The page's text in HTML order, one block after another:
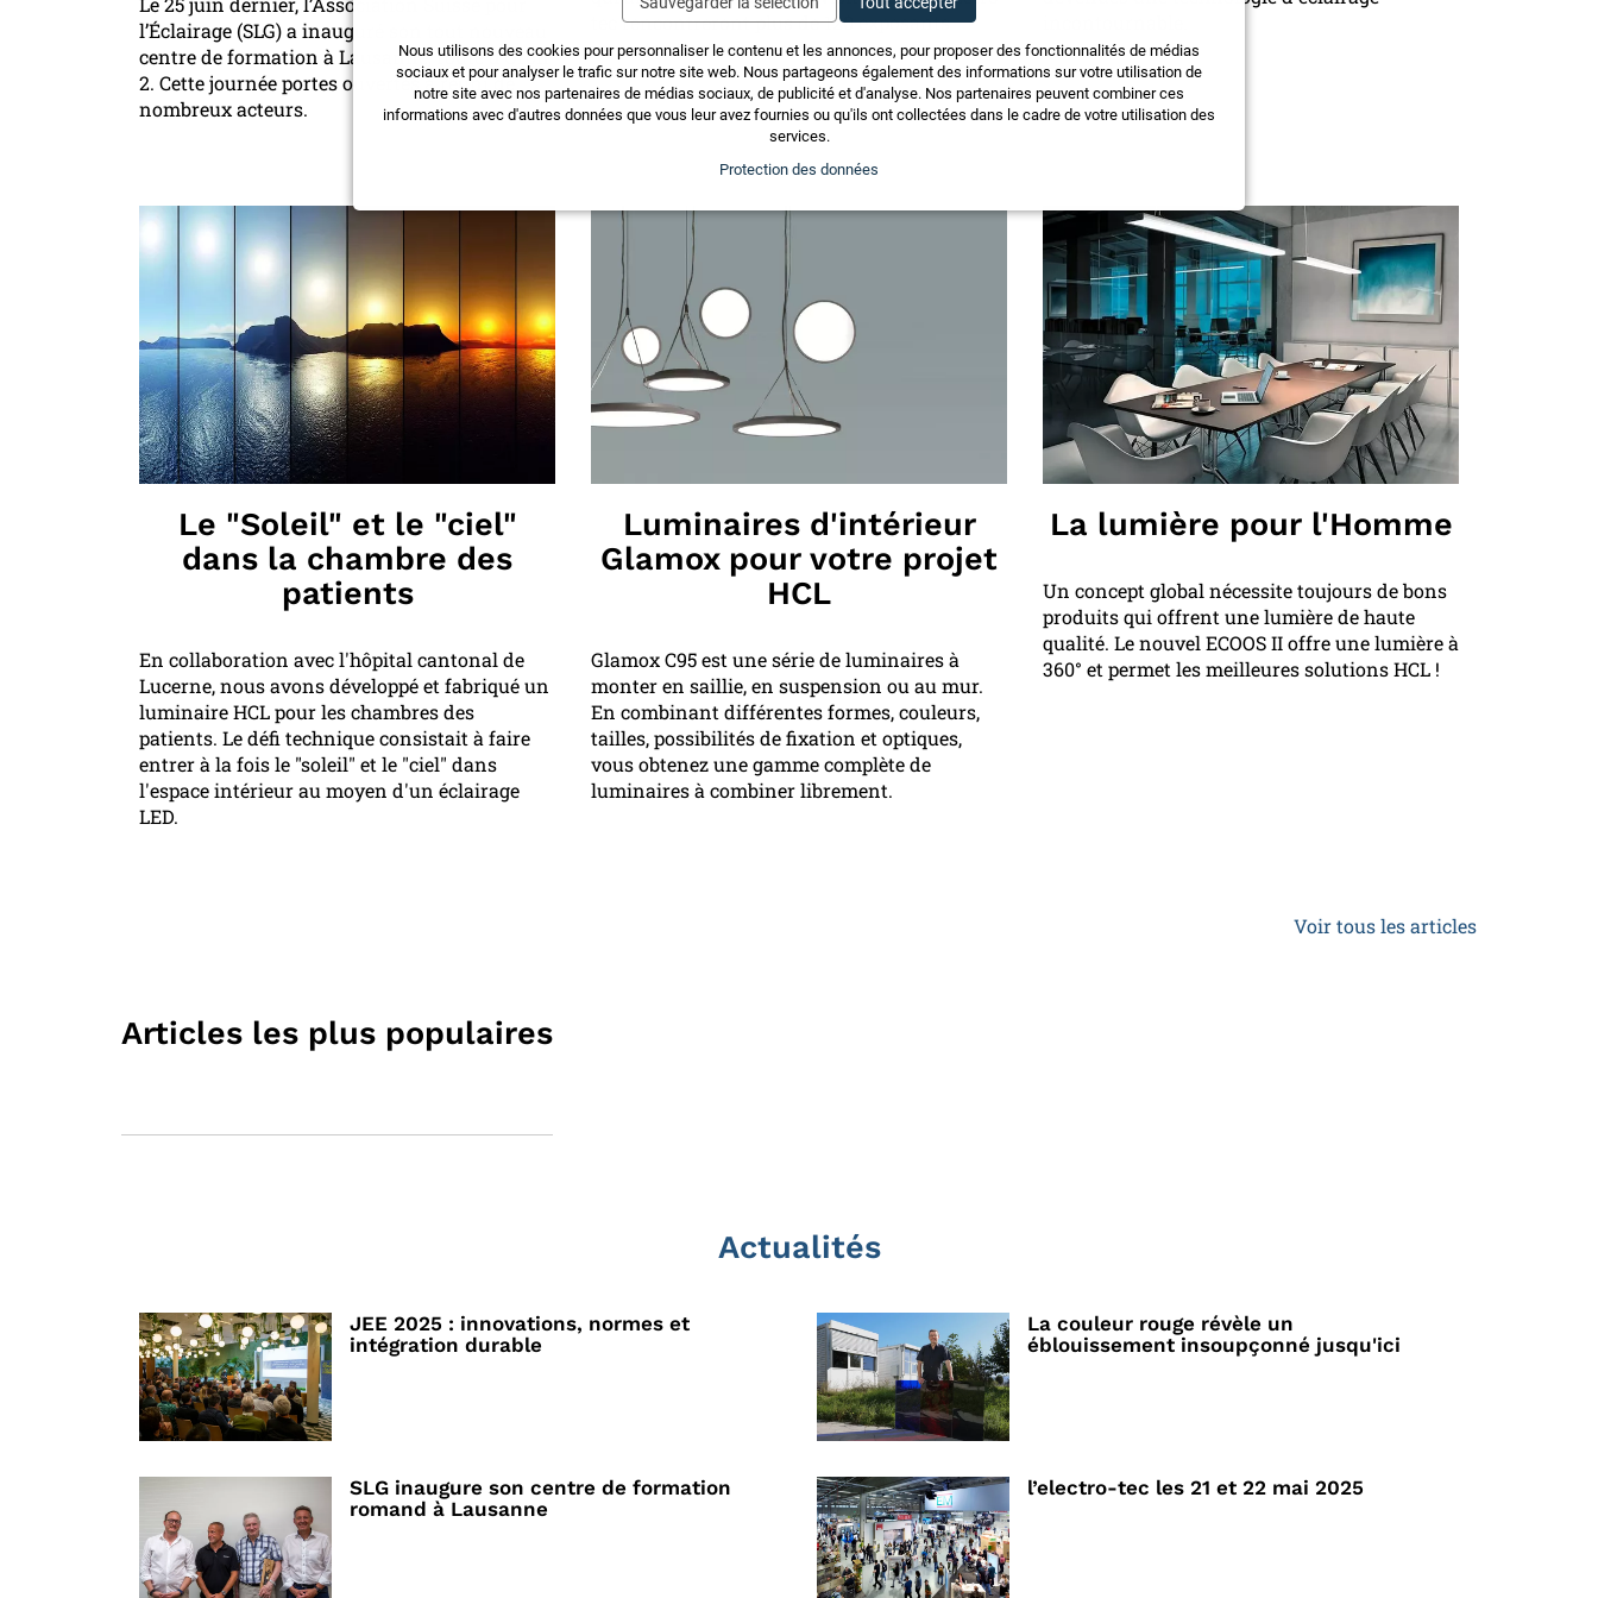
l’Éclairage (SLG) a inauguré son tout nouveau
centre de formation à Lausanne, route d’Oron
2. Cette journée portes ouvertes a réuni de
nombreux acteurs.
tec rencontreront plus de 120 exposants
importants et renommés.
Le "Soleil" et le "ciel"
dans la chambre des
patients
En collaboration avec l'hôpital cantonal de
Lucerne, nous avons développé et fabriqué un
luminaire HCL pour les chambres des
patients. Le défi technique consistait à faire
entrer à la fois le "soleil" et le "ciel" dans
l'espace intérieur au moyen d'un éclairage
LED.
Luminaires d'intérieur
Glamox pour votre projet
HCL
Glamox C95 est une série de luminaires à
monter en saillie, en suspension ou au mur.
En combinant différentes formes, couleurs,
tailles, possibilités de fixation et optiques,
vous obtenez une gamme complète de
luminaires à combiner librement.
La lumière pour l'Homme
Un concept global nécessite toujours de bons
produits qui offrent une lumière de haute
qualité. Le nouvel ECOOS II offre une lumière à
360° et permet les meilleures solutions HCL !
Voir tous les articles
Articles les plus populaires
Actualités
JEE 2025 : innovations, normes et
intégration durable
La couleur rouge révèle un
éblouissement insoupçonné jusqu'ici
SLG inaugure son centre de formation
romand à Lausanne
l’electro-tec les 21 et 22 mai 2025
Nous utilisons des cookies pour personnaliser le contenu et les annonces, pour proposer des fonctionnalités de médias
sociaux et pour analyser le trafic sur notre site web. Nous partageons également des informations sur votre utilisation de
notre site avec nos partenaires de médias sociaux, de publicité et d'analyse. Nos partenaires peuvent combiner ces
informations avec d'autres données que vous leur avez fournies ou qu'ils ont collectées dans le cadre de votre utilisation des
services.
Protection des données